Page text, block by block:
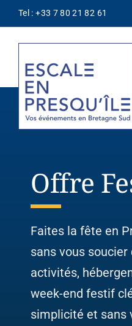
Passer
au
contenu
Tel : +33 7 80 21 82 61
Notre Association
Les Prestataires
Nos Offres
Cas Clients
Contactez-Nous
Offre
Faites la fête en
sans vous
activités,
week-end festif
simplicité et sans